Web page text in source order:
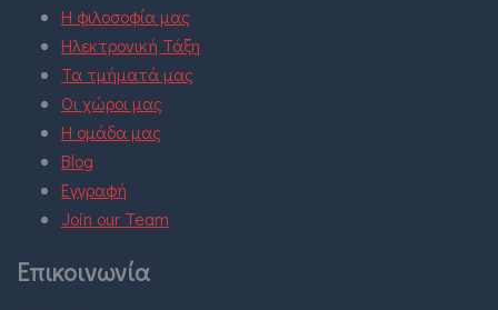
Η φιλοσοφία μας
Ηλεκτρονική Τάξη
Τα τμήματά μας
Οι χώροι μας
Η ομάδα μας
Blog
Εγγραφή
Join our Team
Επικοινωνία